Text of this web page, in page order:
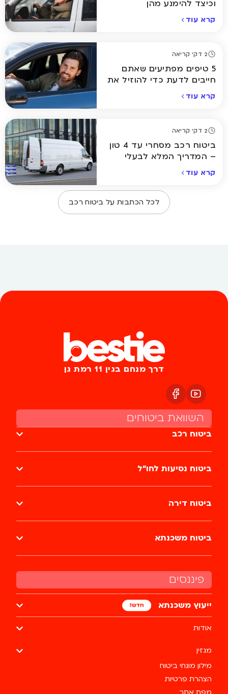
וכיצד להימנע מהן
קרא עוד
2 דק' קריאה
5 טיפים מפתיעים שאתם
חייבים לדעת כדי להוזיל את
קרא עוד
2 דק' קריאה
ביטוח רכב מסחרי עד 4 טון
– המדריך המלא לבעלי
קרא עוד
לכל הכתבות על ביטוח רכב
פיננסים
ייעוץ משכנתא
אודות
מגזין
מילון מונחי ביטוח
הצהרת פרטיות
דרך מנחם בגין 11 רמת גן
השוואת ביטוחים
ביטוח רכב
ביטוח נסיעות לחו״ל
ביטוח דירה
ביטוח משכנתא